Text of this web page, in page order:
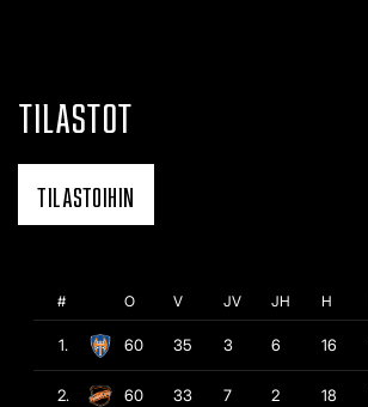
TILASTOT
TILASTOIHIN
# O V JV JH H
1. 60 35 3 6 16
2. 60 33 7 2 18